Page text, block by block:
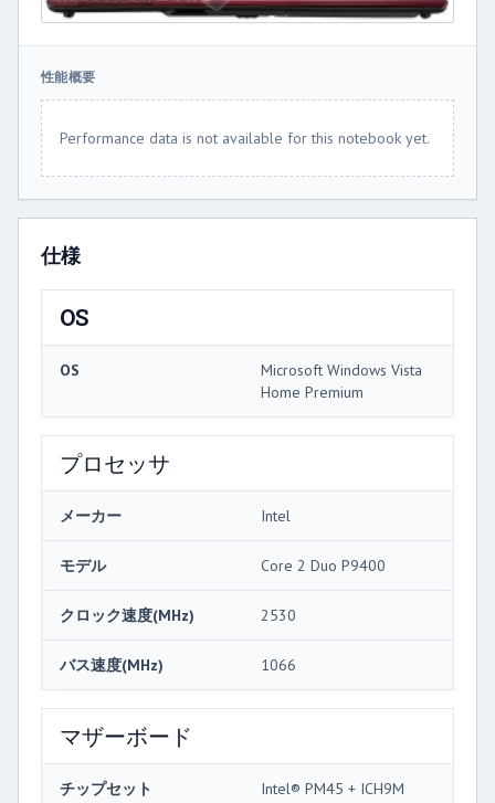
性能概要
Performance data is not available for this notebook yet.
仕様
OS
OS
Microsoft Windows Vista
Home Premium
プロセッサ
メーカー Intel
モデル Core 2 Duo P9400
クロック速度(MHz) 2530
バス速度(MHz) 1066
マザーボード
チップセット Intel® PM45 + ICH9M